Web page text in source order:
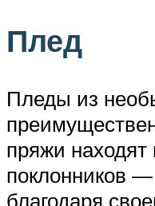
Плед
Пледы из
пряжи
поклонников
благодаря